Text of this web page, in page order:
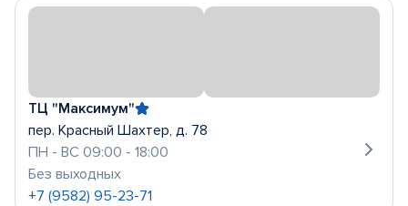
ТЦ "Максимум"
пер. Красный Шахтер, д. 78
ПН - ВС 09:00 - 18:00
Без выходных
+7 (9582) 95-23-71